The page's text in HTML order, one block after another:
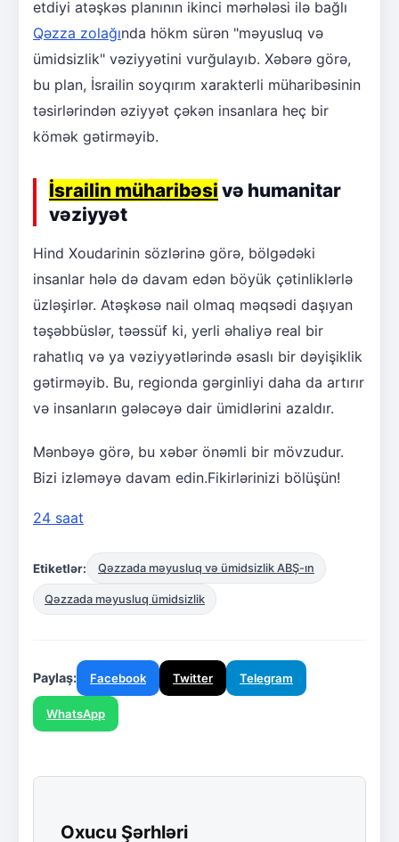
etdiyi atəşkəs planının ikinci mərhələsi ilə bağlı
Qəzza zolağında hökm sürən "məyusluq və
ümidsizlik" vəziyyətini vurğulayıb. Xəbərə görə,
bu plan, İsrailin soyqırım xarakterli müharibəsinin
təsirlərindən əziyyət çəkən insanlara heç bir
kömək gətirməyib.
İsrailin müharibəsi və humanitar
vəziyyət
Hind Xoudarinin sözlərinə görə, bölgədəki
insanlar hələ də davam edən böyük çətinliklərlə
üzləşirlər. Atəşkəsə nail olmaq məqsədi daşıyan
təşəbbüslər, təəssüf ki, yerli əhaliyə real bir
rahatlıq və ya vəziyyətlərində əsaslı bir dəyişiklik
gətirməyib. Bu, regionda gərginliyi daha da artırır
və insanların gələcəyə dair ümidlərini azaldır.
Mənbəyə görə, bu xəbər önəmli bir mövzudur.
Bizi izləməyə davam edin.Fikirlərinizi bölüşün!
24 saat
Etiketlər: Qəzzada məyusluq və ümidsizlik ABŞ-ın
Qəzzada məyusluq ümidsizlik
Paylaş: Facebook Twitter Telegram
WhatsApp
Oxucu Şərhləri